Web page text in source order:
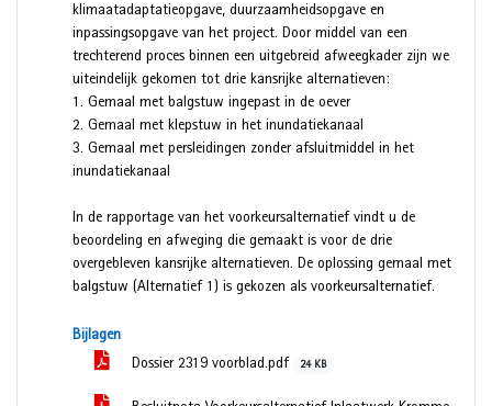
klimaatadaptatieopgave, duurzaamheidsopgave en
inpassingsopgave van het project. Door middel van een
trechterend proces binnen een uitgebreid afweegkader zijn we
uiteindelijk gekomen tot drie kansrijke alternatieven:
1. Gemaal met balgstuw ingepast in de oever
2. Gemaal met klepstuw in het inundatiekanaal
3. Gemaal met persleidingen zonder afsluitmiddel in het
inundatiekanaal
In de rapportage van het voorkeursalternatief vindt u de
beoordeling en afweging die gemaakt is voor de drie
overgebleven kansrijke alternatieven. De oplossing gemaal met
balgstuw (Alternatief 1) is gekozen als voorkeursalternatief.
Bijlagen
Dossier 2319 voorblad.pdf
24 KB